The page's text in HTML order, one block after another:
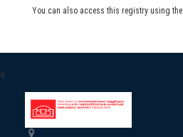
You can also access this registry using the
a